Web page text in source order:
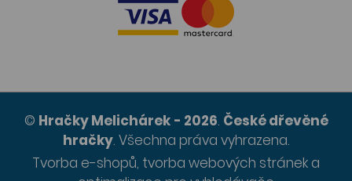
© Hračky Melichárek - 2026. České dřevěné
hračky. Všechna práva vyhrazena.
Tvorba e-shopů, tvorba webových stránek a